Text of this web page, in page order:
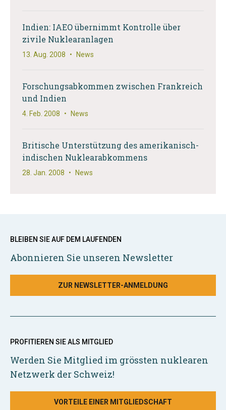
Indien: IAEO übernimmt Kontrolle über
zivile Nuklearanlagen
13. Aug. 2008 • News
Forschungsabkommen zwischen Frankreich
und Indien
4. Feb. 2008 • News
Britische Unterstützung des amerikanisch-
indischen Nuklearabkommens
28. Jan. 2008 • News
BLEIBEN SIE AUF DEM LAUFENDEN
Abonnieren Sie unseren Newsletter
ZUR NEWSLETTER-ANMELDUNG
PROFITIEREN SIE ALS MITGLIED
Werden Sie Mitglied im grössten nuklearen
Netzwerk der Schweiz!
VORTEILE EINER MITGLIEDSCHAFT